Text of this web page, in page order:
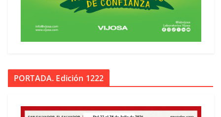
PORTADA. Edición 1222